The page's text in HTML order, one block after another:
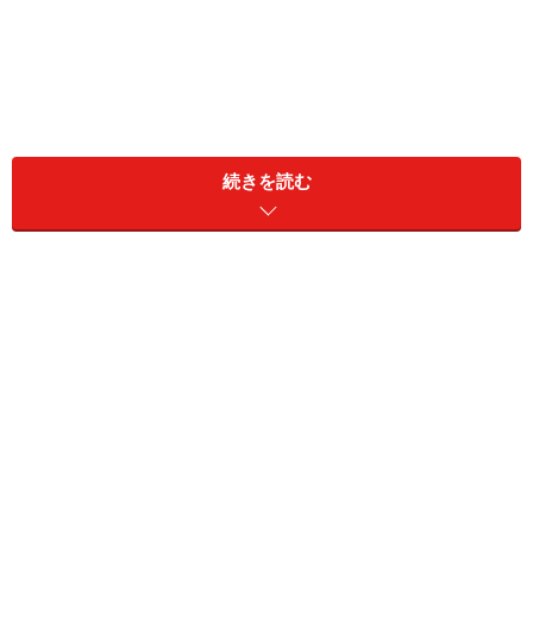
続きを読む